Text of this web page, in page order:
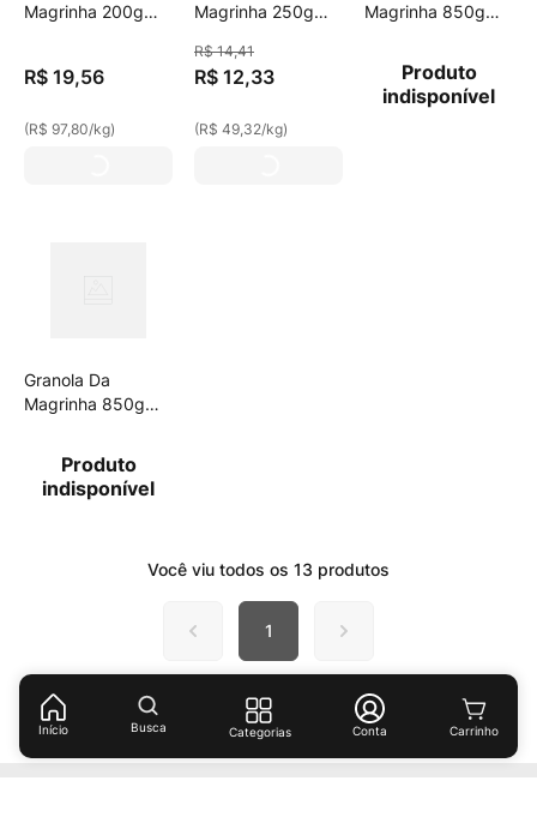
Início Busca Categorias Conta
Magrinha 200g
R$ 19,56
(R$ 97,80/kg)
Magrinha 250g
R$ 14,41
R$ 12,33
(R$ 49,32/kg)
Magrinha 850g
Produto
indisponível
Granola Da
Magrinha 850g
Produto
indisponível
Você viu todos os 13 produtos
1